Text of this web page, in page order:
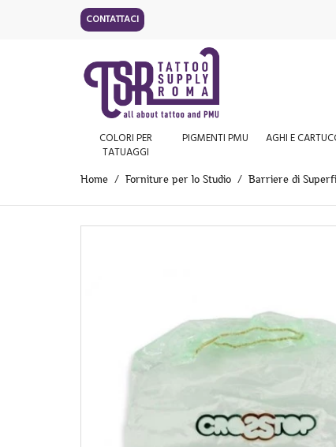
CONTATTACI
COLORI PER
TATUAGGI
PIGMENTI PMU AGHI E
Home Forniture per lo Studio Barriere di